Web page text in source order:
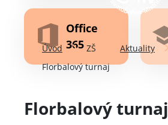
Office
365
Úvod ZŠ
Aktuality
Florbalový turnaj
Florbalový turnaj